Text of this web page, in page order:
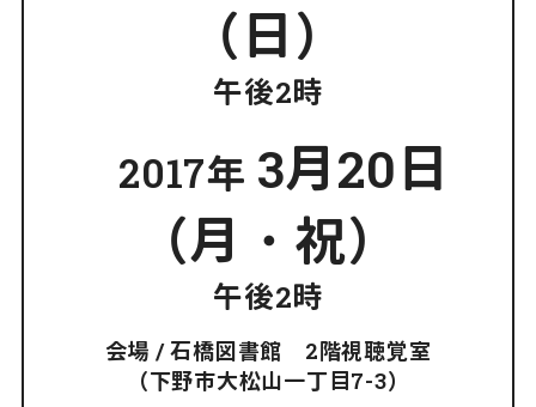
（日）
午後2時
2017年 3月20日
（月・祝）
午後2時
会場 / 石橋図書館 2階視聴覚室
（下野市大松山一丁目7-3）